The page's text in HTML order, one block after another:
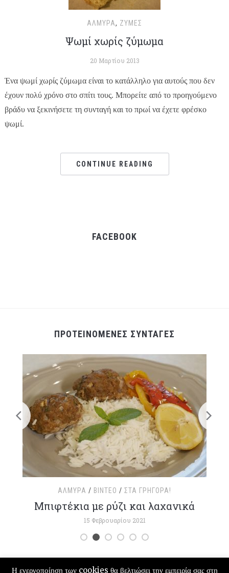
ΑΛΜΥΡΆ, ΖΎΜΕΣ
Ψωμί χωρίς ζύμωμα
20 Μαρτίου 2013
Ένα ψωμί χωρίς ζύμωμα είναι το κατάλληλο για αυτούς που δεν
έχουν πολύ χρόνο στο σπίτι τους. Μπορείτε από το προηγούμενο
βράδυ να ξεκινήσετε τη συνταγή και το πρωί να έχετε φρέσκο
ψωμί.
CONTINUE READING
FACEBOOK
ΠΡΟΤΕΙΝΟΜΕΝΕΣ ΣΥΝΤΑΓΕΣ
ΑΛΜΥΡΆ / ΒΊΝΤΕΟ / ΣΤΑ ΓΡΉΓΟΡΑ!
Μπιφτέκια με ρύζι και λαχανικά
15 Φεβρουαρίου 2021
Η ενεργοποίηση των cookies θα βελτιώσει την εμπειρία σας στη